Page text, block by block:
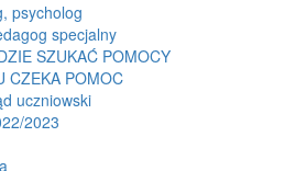
psycholog
specjalny
SZUKAĆ POMOCY
CZEKA POMOC
uczniowski
2023